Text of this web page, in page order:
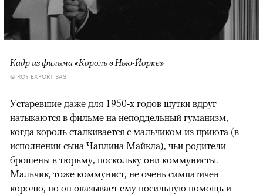
Кадр из фильма «Король в Нью-Йорке»
© ROY EXPORT SAS
Устаревшие даже для 1950-х годов шутки вдруг
натыкаются в фильме на неподдельный гуманизм,
когда король сталкивается с мальчиком из приюта (в
исполнении сына Чаплина Майкла), чьи родители
брошены в тюрьму, поскольку они коммунисты.
Мальчик, тоже коммунист, не очень симпатичен
королю, но он оказывает ему посильную помощь и